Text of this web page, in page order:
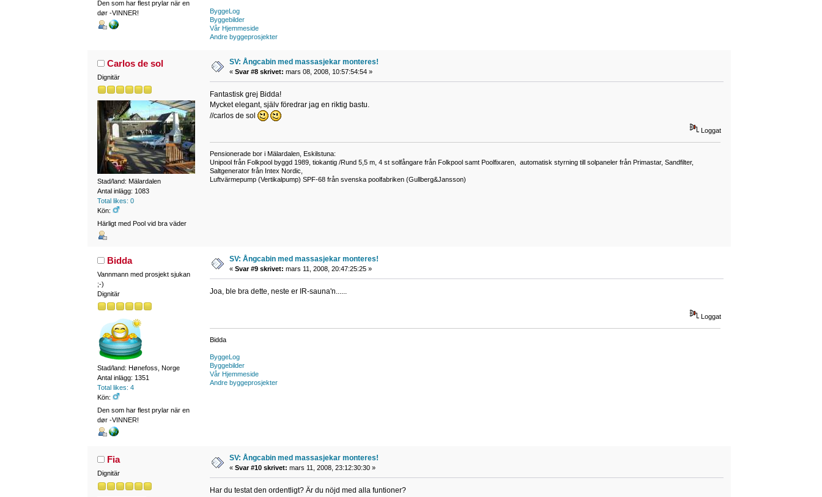
Den som har flest prylar när en
dør -VINNER!
ByggeLog
Byggebilder
Vår Hjemmeside
Andre byggeprosjekter
Carlos de sol
Dignitär
Stad/land: Mälardalen
Antal inlägg: 1083
Total likes: 0
Kön:
Härligt med Pool vid bra väder
SV: Ångcabin med massasjekar monteres!
« Svar #8 skrivet: mars 08, 2008, 10:57:54:54 »
Fantastisk grej Bidda!
Mycket elegant, själv föredrar jag en riktig bastu.
//carlos de sol
Loggat
Pensionerade bor i Mälardalen, Eskilstuna:
Unipool från Folkpool byggd 1989, tiokantig /Rund 5,5 m, 4 st solfångare från Folkpool samt Poolfixaren, automatisk styrning till solpaneler från Primastar, Sandfilter,
Saltgenerator från Intex Nordic,
Luftvärmepump (Vertikalpump) SPF-68 från svenska poolfabriken (Gullberg&Jansson)
Bidda
Vannmann med prosjekt sjukan
;-)
Dignitär
Stad/land: Hønefoss, Norge
Antal inlägg: 1351
Total likes: 4
Kön:
Den som har flest prylar när en
dør -VINNER!
SV: Ångcabin med massasjekar monteres!
« Svar #9 skrivet: mars 11, 2008, 20:47:25:25 »
Joa, ble bra dette, neste er IR-sauna'n......
Loggat
Bidda
ByggeLog
Byggebilder
Vår Hjemmeside
Andre byggeprosjekter
Fia
Dignitär
SV: Ångcabin med massasjekar monteres!
« Svar #10 skrivet: mars 11, 2008, 23:12:30:30 »
Har du testat den ordentligt? Är du nöjd med alla funtioner?